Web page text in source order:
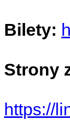
Bilety:
Strony
https://